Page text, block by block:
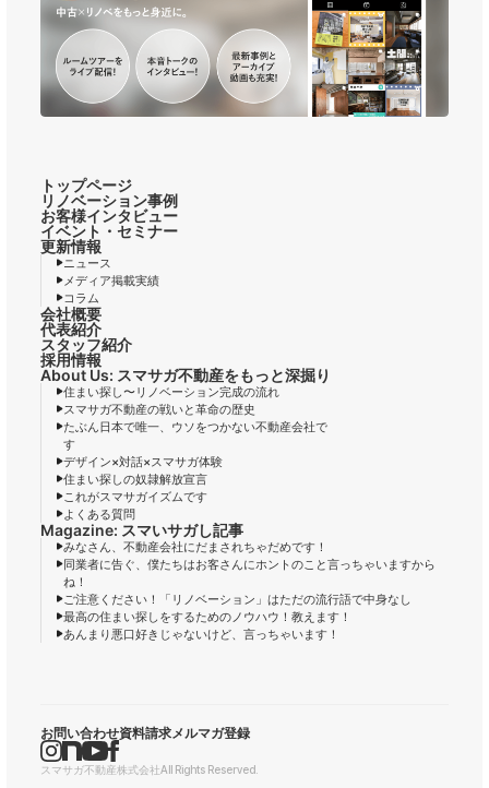
トップページ
リノベーション事例
お客様インタビュー
イベント・セミナー
更新情報
ニュース
メディア掲載実績
コラム
会社概要
代表紹介
スタッフ紹介
採用情報
About Us: スマサガ不動産をもっと深掘り
住まい探し〜リノベーション完成の流れ
スマサガ不動産の戦いと革命の歴史
たぶん日本で唯一、ウソをつかない不動産会社で
す
デザイン×対話×スマサガ体験
住まい探しの奴隷解放宣言
これがスマサガイズムです
よくある質問
Magazine: スマいサガし記事
みなさん、不動産会社にだまされちゃだめです！
同業者に告ぐ、僕たちはお客さんにホントのこと言っちゃいますから
ね！
ご注意ください！「リノベーション」はただの流行語で中身なし
最高の住まい探しをするためのノウハウ！教えます！
あんまり悪口好きじゃないけど、言っちゃいます！
お問い合わせ資料請求メルマガ登録
スマサガ不動産株式会社All Rights Reserved.